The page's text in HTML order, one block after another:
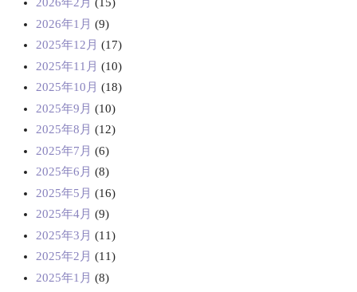
2026年1月 (9)
2025年12月 (17)
2025年11月 (10)
2025年10月 (18)
2025年9月 (10)
2025年8月 (12)
2025年7月 (6)
2025年6月 (8)
2025年5月 (16)
2025年4月 (9)
2025年3月 (11)
2025年2月 (11)
2025年1月 (8)